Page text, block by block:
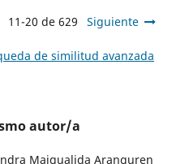
11-20 de 629 Siguiente
de similitud avanzada
autor/a
Maigualida Aranguren